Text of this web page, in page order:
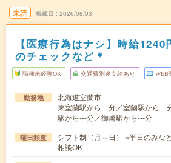
未読 掲載日 2026/08/03
【医療行為はナシ】時給
のチェックなど＊
職種未経験OK 交通費別途支給あり WEB
勤務地
北海道室蘭市
東室蘭駅から---分／室蘭駅から---
駅から---分／御崎駅から---分
曜日頻度
シフト制（月～日） ※平日のみな
相談OK